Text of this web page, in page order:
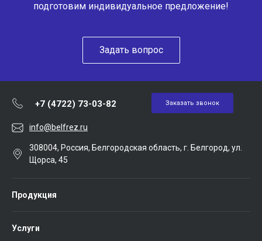
подготовим индивидуальное предложение!
Задать вопрос
+7 (4722) 73-03-82 Заказать звонок
info@belfrez.ru
308004, Россия, Белгородская область, г. Белгород, ул.
Щорса, 45
Продукция
Услуги